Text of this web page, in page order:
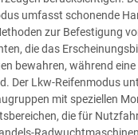
umfasst schonende
zur Befestigung
die das
bewahren, während
Der Lkw-Reifenmodus
mit speziellen
die für